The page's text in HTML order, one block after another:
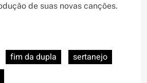
de suas novas canções.
fim da dupla
sertanejo